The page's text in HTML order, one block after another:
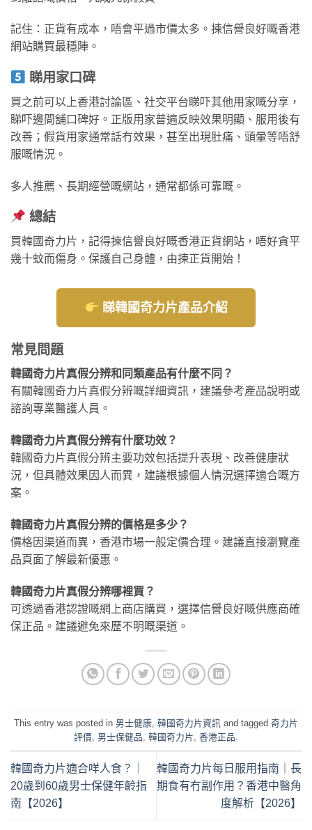
記住：正貨有成本，唔會平過市價太多。揀信譽良好嘅香港
網站購買最穩陣。
睇用家口碑
買之前可以上香港討論區、社交平台睇吓其他用家嘅分享，
睇吓邊間舖口碑好。正版用家普遍反映效果明顯、服用後有
改善；假貨用家通常話冇效果，甚至出現肚痛、頭暈等唔舒
服嘅情況。
多人推薦、長期經營嘅網站，通常都係可靠嘅。
總結
買韓國奇力片，記得揀信譽良好嘅香港正貨網站，唔好貪平
幾十蚊而傷身。保護自己身體，由揀正貨開始！
睇韓國奇力片產品介紹
常見問題
韓國奇力片真假分辨和同類產品有什麼不同？
有關韓國奇力片真假分辨嘅詳細資訊，建議參考產品說明或
諮詢專業醫護人員。
韓國奇力片真假分辨有什麼功效？
韓國奇力片真假分辨主要功效包括提升表現、改善健康狀
況，但具體效果因人而異，建議根據個人情況選擇適合嘅方
案。
韓國奇力片真假分辨的價格是多少？
價格因渠道而異，香港市場一般定價合理。建議直接瀏覽產
品頁面了解最新優惠。
韓國奇力片真假分辨哪裡買？
可透過香港認證嘅網上商店購買，選擇信譽良好嘅供應商確
保正品。建議避免來歷不明嘅渠道。
This entry was posted in 男士健康, 韓國奇力片資訊 and tagged 奇力片
評價, 男士保健品, 韓國奇力片, 香港正品.
韓國奇力片適合咩人食？｜
20歲到60歲男士保健年齡指
南【2026】
韓國奇力片每日服用指南｜長
期食有冇副作用？香港中醫角
度解析【2026】